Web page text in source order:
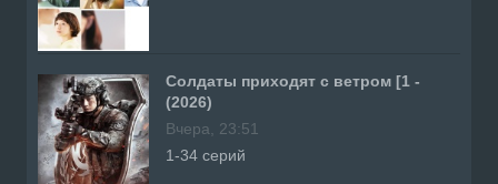
Солдаты приходят с ветром [1 -
(2026)
Вчера, 23:51
1-34 серий